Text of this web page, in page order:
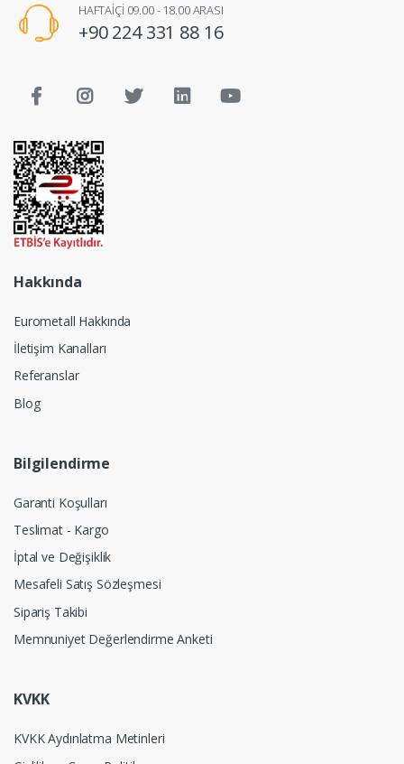
HAFTAİÇİ 09.00 - 18.00 ARASI
+90 224 331 88 16
Hakkında
Eurometall Hakkında
İletişim Kanalları
Referanslar
Blog
Bilgilendirme
Garanti Koşulları
Teslimat - Kargo
İptal ve Değişiklik
Mesafeli Satış Sözleşmesi
Sipariş Takibi
Memnuniyet Değerlendirme Anketi
KVKK
KVKK Aydınlatma Metinleri